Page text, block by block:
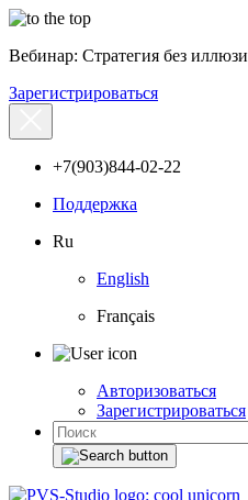
Вебинар: Стратегия без
Зарегистрироваться
+7(903)844-02-22
Поддержка
Ru
English
Français
Авторизоваться
Зарегистрироваться